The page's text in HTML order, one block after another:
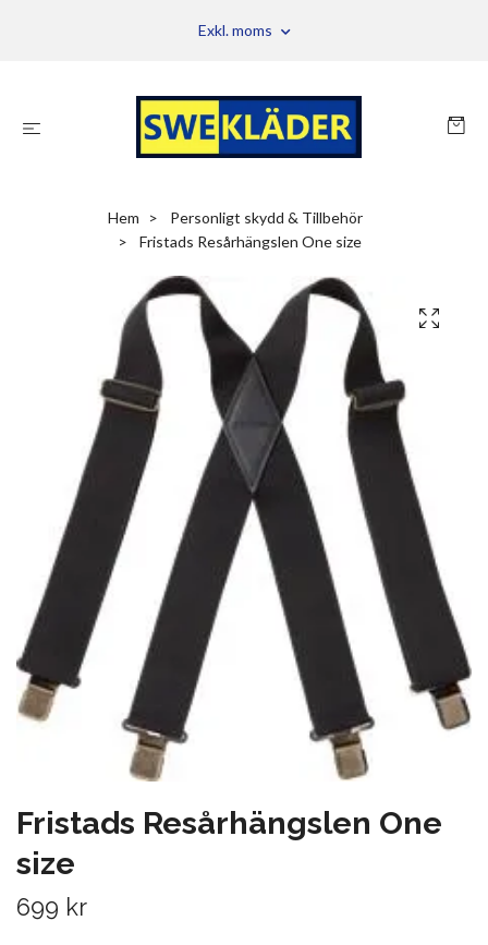
Exkl. moms
Hem
Personligt skydd & Tillbehör
Fristads Resårhängslen One size
Fristads Resårhängslen One
size
699 kr